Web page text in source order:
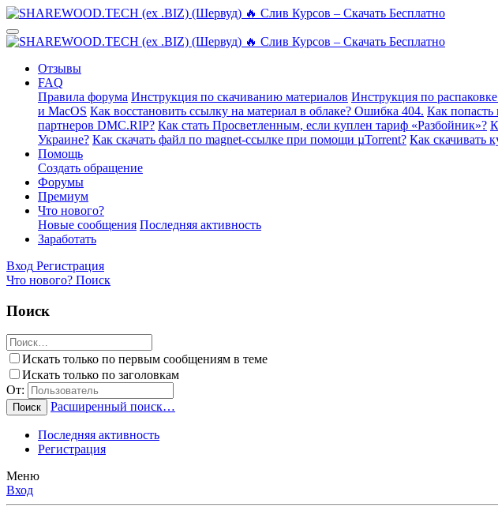
Отзывы
FAQ
Правила форума Инструкция по скачиванию материалов Инструкция по
и MacOS Как восстановить ссылку на материал в облаке? Ошибка 404. Как попасть
партнеров DMC.RIP? Как стать Просветленным, если куплен тариф «Разбойник»?
Украине? Как скачать файл по magnet-ссылке при помощи µTorrent? Как скачивать
Помощь
Создать обращение
Форумы
Премиум
Что нового?
Новые сообщения Последняя активность
Заработать
Вход Регистрация
Что нового? Поиск
Поиск
Искать только по первым сообщениям в теме
Искать только по заголовкам
От:
Поиск Расширенный поиск…
Последняя активность
Регистрация
Меню
Вход